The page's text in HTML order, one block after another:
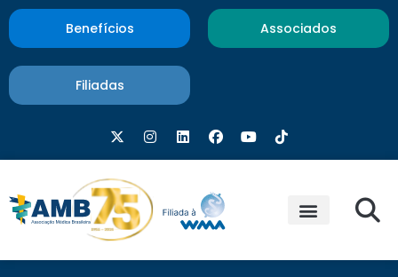
Benefícios Associados
Filiadas